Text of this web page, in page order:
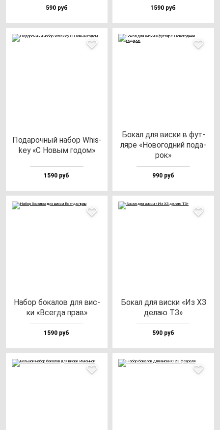
590 руб 1590 руб
Пода­роч­ный на­бор Whis­
key «С Новым го­дом»
1590 руб
Бокал для вис­ки в фут­
ля­ре «Ново­год­ний по­да­
рок»
990 руб
Набор бо­ка­лов для вис­
ки «Всег­да прав»
1590 руб
Бокал для вис­ки «Из ХЗ
де­лаю ТЗ»
590 руб